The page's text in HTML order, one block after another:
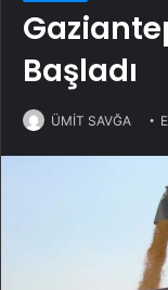
Başladı
ÜMİT SAVĞA